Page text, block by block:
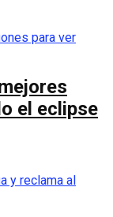
el eclipse